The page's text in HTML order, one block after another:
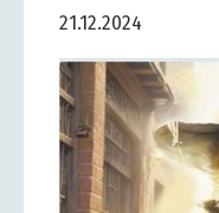
21.12.2024